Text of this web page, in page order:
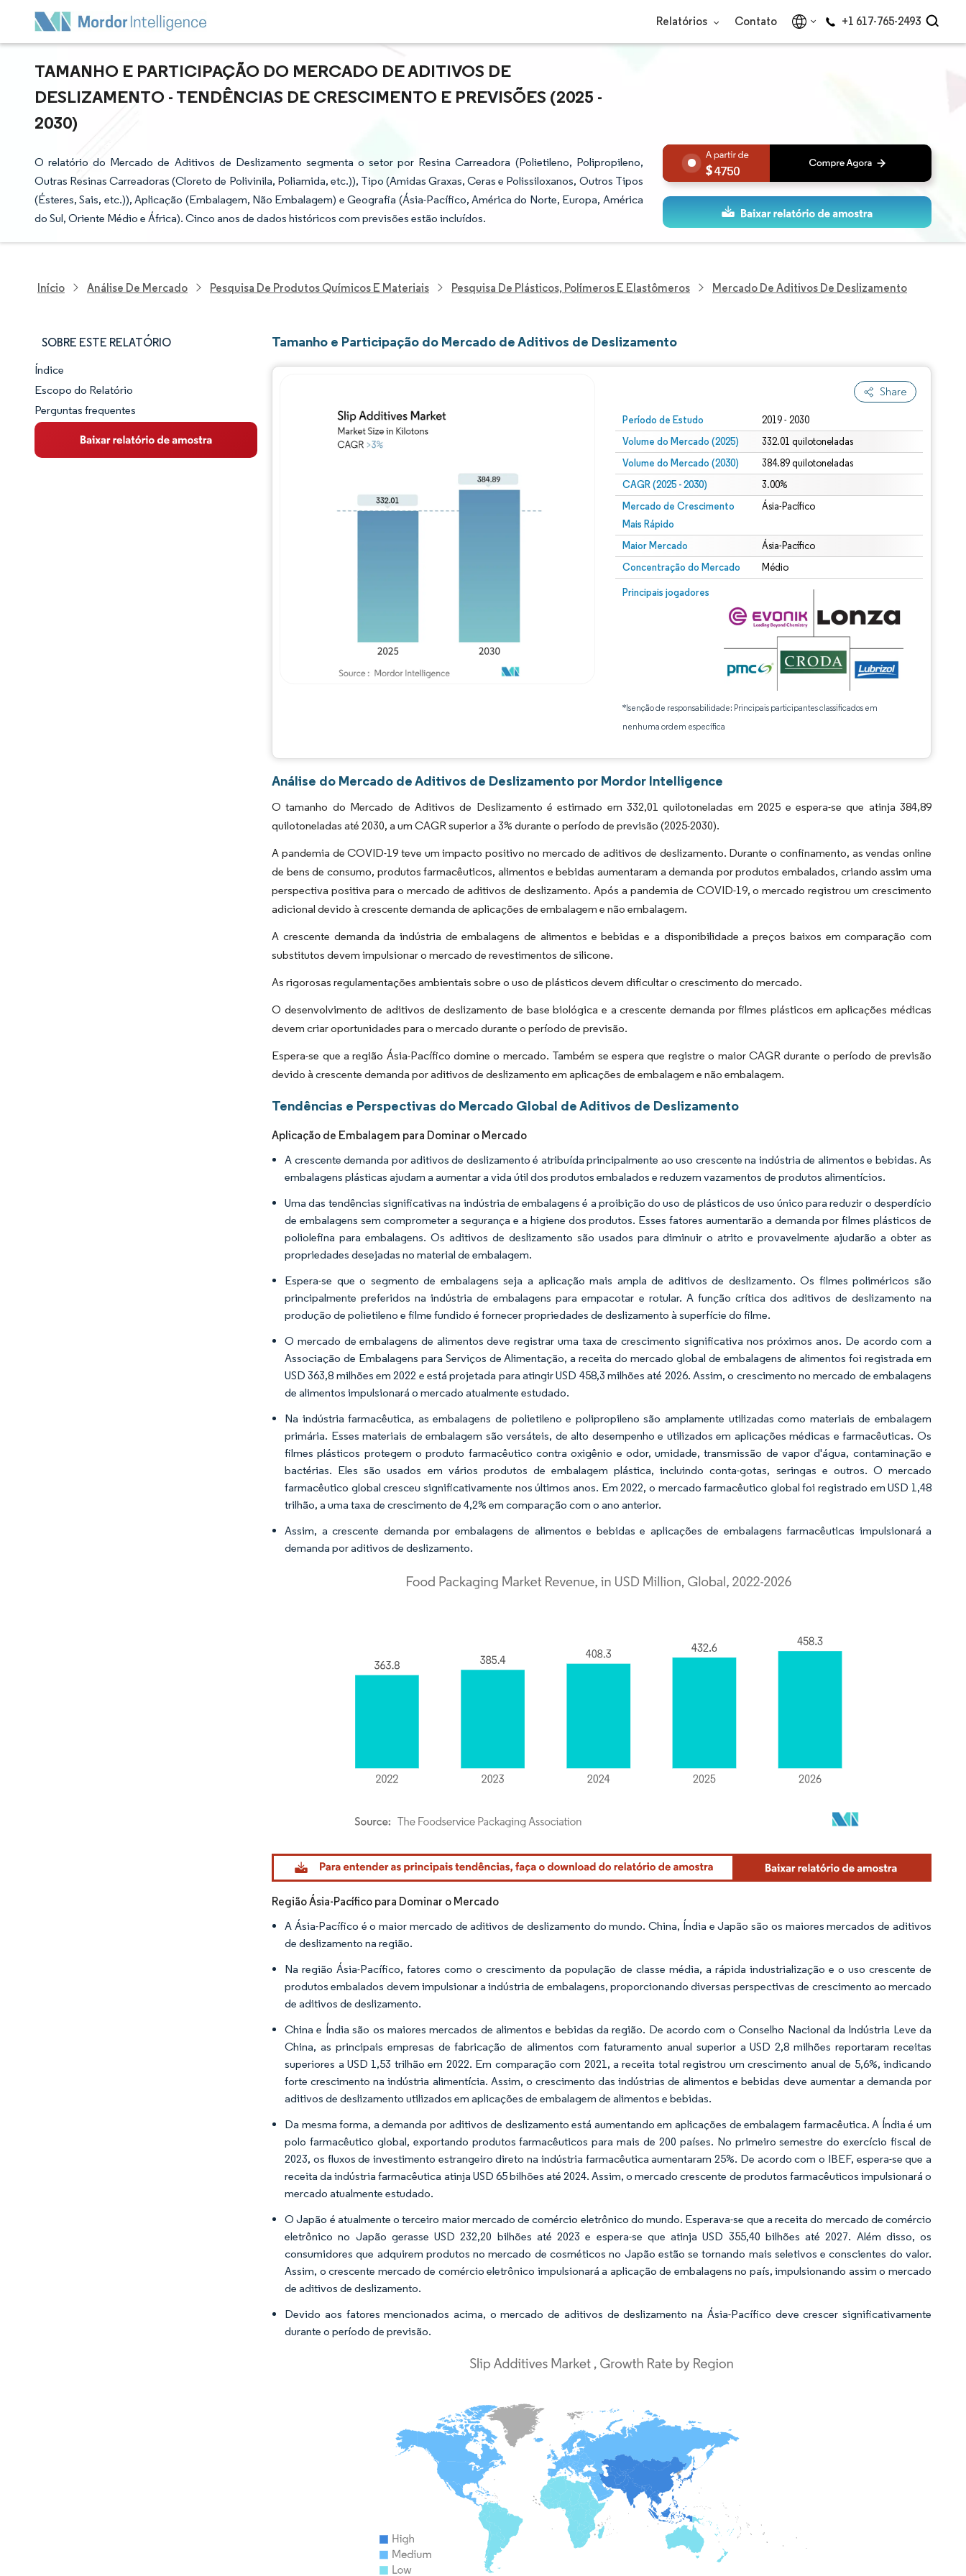
Relatórios Contato +1 617-765-2493
TAMANHO E PARTICIPAÇÃO DO MERCADO DE ADITIVOS DE
DESLIZAMENTO - TENDÊNCIAS DE CRESCIMENTO E PREVISÕES (2025 -
2030)
O relatório do Mercado de Aditivos de Deslizamento segmenta o setor por Resina Carreadora (Polietileno, Polipropileno,
Outras Resinas Carreadoras (Cloreto de Polivinila, Poliamida, etc.)), Tipo (Amidas Graxas, Ceras e Polissiloxanos, Outros Tipos
(Ésteres, Sais, etc.)), Aplicação (Embalagem, Não Embalagem) e Geografia (Ásia-Pacífico, América do Norte, Europa, América
do Sul, Oriente Médio e África). Cinco anos de dados históricos com previsões estão incluídos.
4750
Início Análise De Mercado Pesquisa De Produtos Químicos E Materiais Pesquisa De Plásticos, Polímeros E Elastômeros Mercado De Aditivos De Deslizamento
SOBRE ESTE RELATÓRIO
Panorama do Mercado
Visão Geral do Mercado
Principais Tendências de Mercado
Índice
Escopo do Relatório
Perguntas frequentes
Tamanho e Participação do Mercado de Aditivos de Deslizamento
Share
Período de Estudo 2019 - 2030
Volume do Mercado (2025) 332.01 quilotoneladas
Volume do Mercado (2030) 384.89 quilotoneladas
CAGR (2025 - 2030) 3.00%
Mercado de Crescimento
Mais Rápido
Ásia-Pacífico
Maior Mercado Ásia-Pacífico
Concentração do Mercado Médio
Principais jogadores
*Isenção de responsabilidade: Principais participantes classificados em
nenhuma ordem específica
Análise do Mercado de Aditivos de Deslizamento por Mordor Intelligence
O tamanho do Mercado de Aditivos de Deslizamento é estimado em 332,01 quilotoneladas em 2025 e espera-se que atinja 384,89
quilotoneladas até 2030, a um CAGR superior a 3% durante o período de previsão (2025-2030).
A pandemia de COVID-19 teve um impacto positivo no mercado de aditivos de deslizamento. Durante o confinamento, as vendas online
de bens de consumo, produtos farmacêuticos, alimentos e bebidas aumentaram a demanda por produtos embalados, criando assim uma
perspectiva positiva para o mercado de aditivos de deslizamento. Após a pandemia de COVID-19, o mercado registrou um crescimento
adicional devido à crescente demanda de aplicações de embalagem e não embalagem.
A crescente demanda da indústria de embalagens de alimentos e bebidas e a disponibilidade a preços baixos em comparação com
substitutos devem impulsionar o mercado de revestimentos de silicone.
As rigorosas regulamentações ambientais sobre o uso de plásticos devem dificultar o crescimento do mercado.
O desenvolvimento de aditivos de deslizamento de base biológica e a crescente demanda por filmes plásticos em aplicações médicas
devem criar oportunidades para o mercado durante o período de previsão.
Espera-se que a região Ásia-Pacífico domine o mercado. Também se espera que registre o maior CAGR durante o período de previsão
devido à crescente demanda por aditivos de deslizamento em aplicações de embalagem e não embalagem.
Tendências e Perspectivas do Mercado Global de Aditivos de Deslizamento
Aplicação de Embalagem para Dominar o Mercado
A crescente demanda por aditivos de deslizamento é atribuída principalmente ao uso crescente na indústria de alimentos e bebidas. As
embalagens plásticas ajudam a aumentar a vida útil dos produtos embalados e reduzem vazamentos de produtos alimentícios.
Uma das tendências significativas na indústria de embalagens é a proibição do uso de plásticos de uso único para reduzir o desperdício
de embalagens sem comprometer a segurança e a higiene dos produtos. Esses fatores aumentarão a demanda por filmes plásticos de
poliolefina para embalagens. Os aditivos de deslizamento são usados para diminuir o atrito e provavelmente ajudarão a obter as
propriedades desejadas no material de embalagem.
Espera-se que o segmento de embalagens seja a aplicação mais ampla de aditivos de deslizamento. Os filmes poliméricos são
principalmente preferidos na indústria de embalagens para empacotar e rotular. A função crítica dos aditivos de deslizamento na
produção de polietileno e filme fundido é fornecer propriedades de deslizamento à superfície do filme.
O mercado de embalagens de alimentos deve registrar uma taxa de crescimento significativa nos próximos anos. De acordo com a
Associação de Embalagens para Serviços de Alimentação, a receita do mercado global de embalagens de alimentos foi registrada em
USD 363,8 milhões em 2022 e está projetada para atingir USD 458,3 milhões até 2026. Assim, o crescimento no mercado de embalagens
de alimentos impulsionará o mercado atualmente estudado.
Na indústria farmacêutica, as embalagens de polietileno e polipropileno são amplamente utilizadas como materiais de embalagem
primária. Esses materiais de embalagem são versáteis, de alto desempenho e utilizados em aplicações médicas e farmacêuticas. Os
filmes plásticos protegem o produto farmacêutico contra oxigênio e odor, umidade, transmissão de vapor d'água, contaminação e
bactérias. Eles são usados em vários produtos de embalagem plástica, incluindo conta-gotas, seringas e outros. O mercado
farmacêutico global cresceu significativamente nos últimos anos. Em 2022, o mercado farmacêutico global foi registrado em USD 1,48
trilhão, a uma taxa de crescimento de 4,2% em comparação com o ano anterior.
Assim, a crescente demanda por embalagens de alimentos e bebidas e aplicações de embalagens farmacêuticas impulsionará a
demanda por aditivos de deslizamento.
Imagem © Mordor Intelligence. O reuso requer atribuição conforme CC BY 4.0.
Região Ásia-Pacífico para Dominar o Mercado
A Ásia-Pacífico é o maior mercado de aditivos de deslizamento do mundo. China, Índia e Japão são os maiores mercados de aditivos
de deslizamento na região.
Na região Ásia-Pacífico, fatores como o crescimento da população de classe média, a rápida industrialização e o uso crescente de
produtos embalados devem impulsionar a indústria de embalagens, proporcionando diversas perspectivas de crescimento ao mercado
de aditivos de deslizamento.
China e Índia são os maiores mercados de alimentos e bebidas da região. De acordo com o Conselho Nacional da Indústria Leve da
China, as principais empresas de fabricação de alimentos com faturamento anual superior a USD 2,8 milhões reportaram receitas
superiores a USD 1,53 trilhão em 2022. Em comparação com 2021, a receita total registrou um crescimento anual de 5,6%, indicando
forte crescimento na indústria alimentícia. Assim, o crescimento das indústrias de alimentos e bebidas deve aumentar a demanda por
aditivos de deslizamento utilizados em aplicações de embalagem de alimentos e bebidas.
Da mesma forma, a demanda por aditivos de deslizamento está aumentando em aplicações de embalagem farmacêutica. A Índia é um
polo farmacêutico global, exportando produtos farmacêuticos para mais de 200 países. No primeiro semestre do exercício fiscal de
2023, os fluxos de investimento estrangeiro direto na indústria farmacêutica aumentaram 25%. De acordo com o IBEF, espera-se que a
receita da indústria farmacêutica atinja USD 65 bilhões até 2024. Assim, o mercado crescente de produtos farmacêuticos impulsionará o
mercado atualmente estudado.
O Japão é atualmente o terceiro maior mercado de comércio eletrônico do mundo. Esperava-se que a receita do mercado de comércio
eletrônico no Japão gerasse USD 232,20 bilhões até 2023 e espera-se que atinja USD 355,40 bilhões até 2027. Além disso, os
consumidores que adquirem produtos no mercado de cosméticos no Japão estão se tornando mais seletivos e conscientes do valor.
Assim, o crescente mercado de comércio eletrônico impulsionará a aplicação de embalagens no país, impulsionando assim o mercado
de aditivos de deslizamento.
Devido aos fatores mencionados acima, o mercado de aditivos de deslizamento na Ásia-Pacífico deve crescer significativamente
durante o período de previsão.